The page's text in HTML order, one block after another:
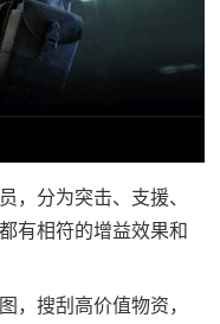
，分为突击、支援、
有相符的增益效果和
，搜刮高价值物资，